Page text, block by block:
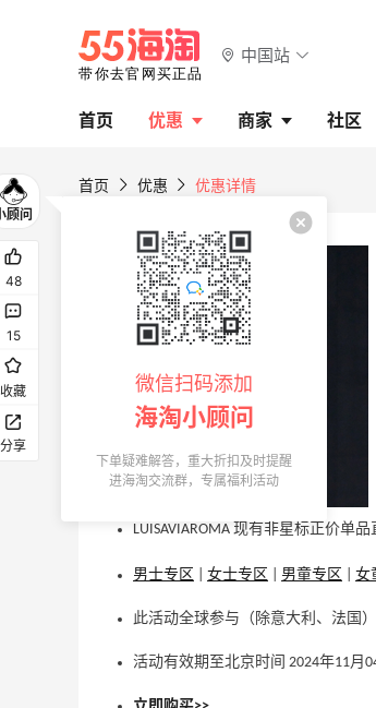
中国站
首页 优惠 商家 社区
首页 优惠 优惠详情
LUISAVIAROMA 现有非星标正价单
男士专区 女士专区 男童专区 女
此活动全球参与（除意大利、法国
活动有效期至北京时间 2024年11月
48
15
收藏
分享
微信扫码添加
海淘小顾问
下单疑难解答，重大折扣及时提醒
进海淘交流群，专属福利活动